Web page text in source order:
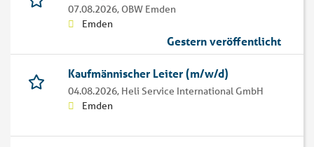
07.08.2026, OBW Emden
Emden
Gestern veröffentlicht
Kaufmännischer Leiter (m/w/d)
04.08.2026, Heli Service International GmbH
Emden